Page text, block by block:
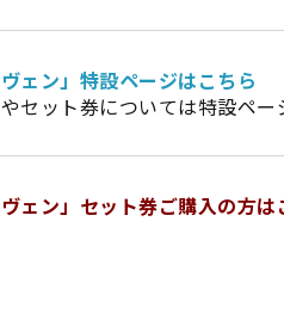
ェン」特設ページはこちら
セット券については特設ペー
ェン」セット券ご購入の方は